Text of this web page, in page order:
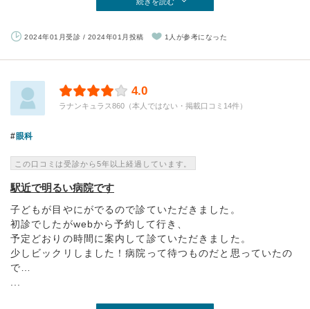
2024年01月受診 / 2024年01月投稿 1人が参考になった
4.0
ラナンキュラス860（本人ではない・掲載口コミ14件）
眼科
この口コミは受診から5年以上経過しています。
駅近で明るい病院です
子どもが目やにがでるので診ていただきました。
初診でしたがwebから予約して行き、
予定どおりの時間に案内して診ていただきました。
少しビックリしました！病院って待つものだと思っていたの
で…